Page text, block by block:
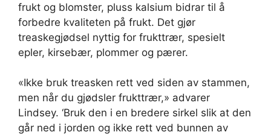
frukt og blomster, pluss kalsium bidrar til å
forbedre kvaliteten på frukt. Det gjør
treaskegjødsel nyttig for frukttrær, spesielt
epler, kirsebær, plommer og pærer.
«Ikke bruk treasken rett ved siden av stammen,
men når du gjødsler frukttrær,» advarer
Lindsey. ‘Bruk den i en bredere sirkel slik at den
går ned i jorden og ikke rett ved bunnen av